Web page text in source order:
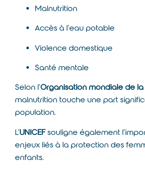
Malnutrition
Accès à l’eau potable
Violence domestique
Santé mentale
Selon l’Organisation mondiale de
malnutrition touche une part
population.
L’UNICEFsouligne également
enjeux liés à la protection des
enfants.